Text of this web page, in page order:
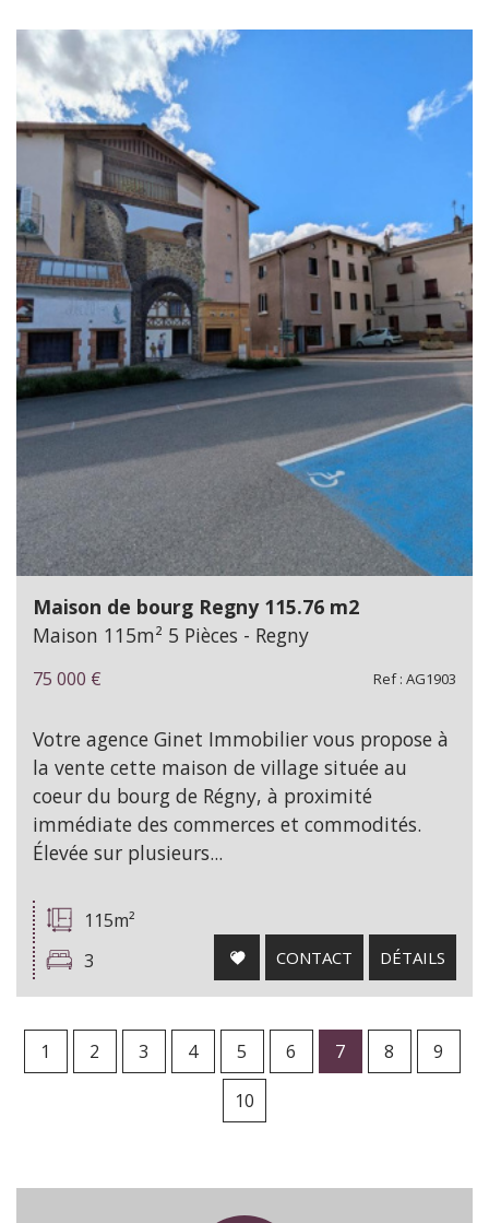
Maison de bourg Regny 115.76 m2
Maison 115m² 5 Pièces - Regny
75 000 € Ref : AG1903
Votre agence Ginet Immobilier vous propose à
la vente cette maison de village située au
coeur du bourg de Régny, à proximité
immédiate des commerces et commodités.
Élevée sur plusieurs...
115m²
3
CONTACT DÉTAILS
1 2 3 4 5 6 7 8 9
10